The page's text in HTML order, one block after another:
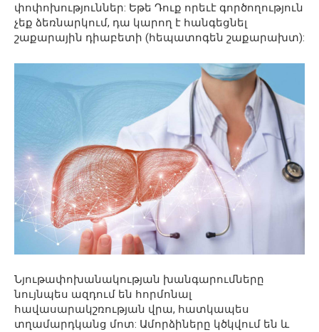
փոփոխություններ: Եթե ​​Դուք որեւէ գործողություն
չեք ձեռնարկում, դա կարող է հանգեցնել
շաքարային դիաբետի (հեպատոգեն շաքարախտ):
Նյութափոխանակության խանգարումները
նույնպես ազդում են հորմոնալ
հավասարակշռության վրա, հատկապես
տղամարդկանց մոտ: Ամորձիները կծկվում են և